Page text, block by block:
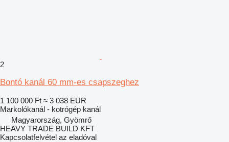
2
Bontó kanál 60 mm-es csapszeghez
1 100 000 Ft ≈ 3 038 EUR
Markolókanál - kotrógép kanál
Magyarország, Gyömrő
HEAVY TRADE BUILD KFT
Kapcsolatfelvétel az eladóval